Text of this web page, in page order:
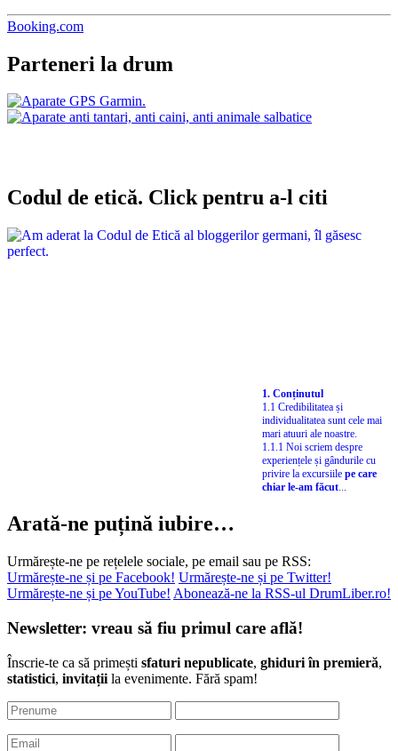
Booking.com
Parteneri la drum
Codul de etică. Click pentru a-l citi
1. Conținutul
1.1 Credibilitatea și
individualitatea sunt cele mai
mari atuuri ale noastre.
1.1.1 Noi scriem despre
experiențele și gândurile cu
privire la excursiile pe care
chiar le-am făcut...
Arată-ne puțină iubire…
Urmărește-ne pe rețelele sociale, pe email sau pe RSS:
Urmărește-ne și pe Facebook! Urmărește-ne și pe Twitter!
Urmărește-ne și pe YouTube! Abonează-ne la RSS-ul DrumLiber.ro!
Newsletter: vreau să fiu primul care află!
Înscrie-te ca să primești sfaturi nepublicate, ghiduri în premieră,
statistici, invitațiila evenimente. Fără spam!